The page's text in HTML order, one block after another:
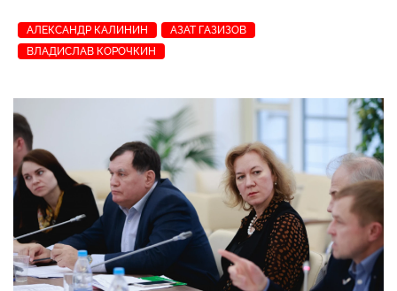
АЛЕКСАНДР КАЛИНИН
АЗАТ ГАЗИЗОВ
ВЛАДИСЛАВ КОРОЧКИН